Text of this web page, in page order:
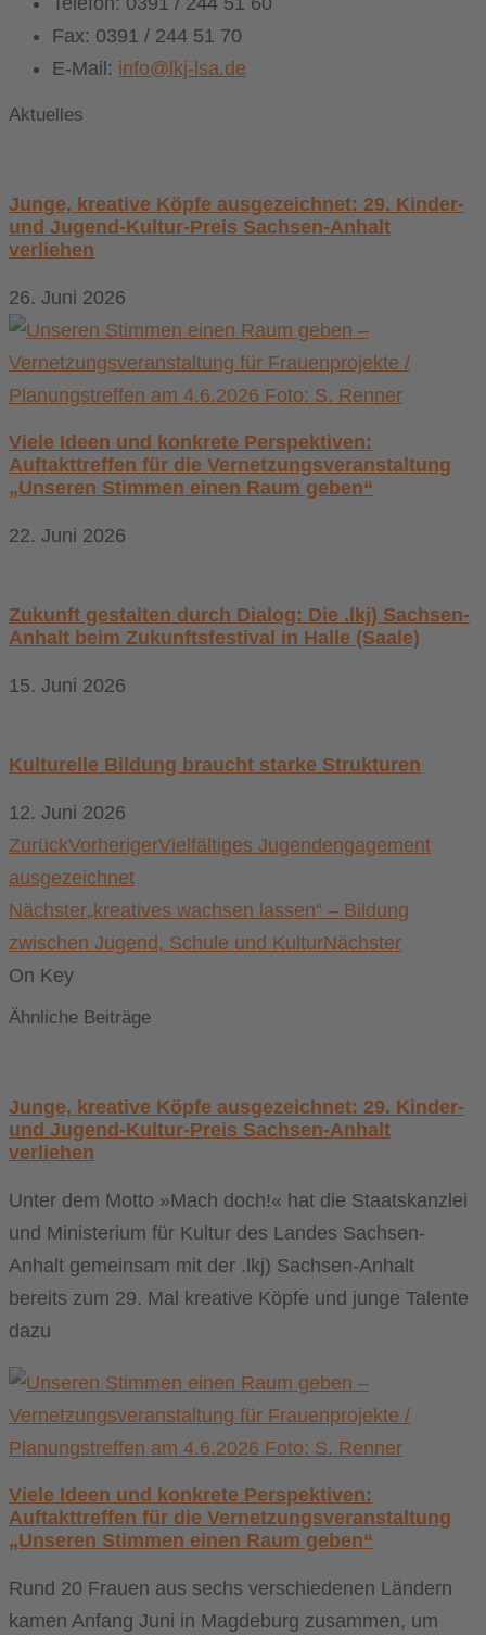
Fax: 0391 / 244 51 70
E-Mail: info@lkj-lsa.de
Aktuelles
Junge, kreative Köpfe ausgezeichnet: 29. Kinder-
und Jugend-Kultur-Preis Sachsen-Anhalt
verliehen
26. Juni 2026
Viele Ideen und konkrete Perspektiven:
Auftakttreffen für die Vernetzungsveranstaltung
„Unseren Stimmen einen Raum geben“
22. Juni 2026
Zukunft gestalten durch Dialog: Die .lkj) Sachsen-
Anhalt beim Zukunftsfestival in Halle (Saale)
15. Juni 2026
Kulturelle Bildung braucht starke Strukturen
12. Juni 2026
ZurückVorherigerVielfältiges Jugendengagement
ausgezeichnet
Nächster„kreatives wachsen lassen“ – Bildung
zwischen Jugend, Schule und KulturNächster
On Key
Ähnliche Beiträge
Junge, kreative Köpfe ausgezeichnet: 29. Kinder-
und Jugend-Kultur-Preis Sachsen-Anhalt
verliehen
Unter dem Motto »Mach doch!« hat die Staatskanzlei
und Ministerium für Kultur des Landes Sachsen-
Anhalt gemeinsam mit der .lkj) Sachsen-Anhalt
bereits zum 29. Mal kreative Köpfe und junge Talente
dazu
Viele Ideen und konkrete Perspektiven:
Auftakttreffen für die Vernetzungsveranstaltung
„Unseren Stimmen einen Raum geben“
Rund 20 Frauen aus sechs verschiedenen Ländern
kamen Anfang Juni in Magdeburg zusammen, um